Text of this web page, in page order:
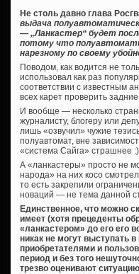
Не столь давно глава
выдача
— „Ланкастер“ будет
потому что
нарезному по своему
Поводом, как водится не
использовал как раз
соответствии с известным
всех карет проверить
И вообще — несколько
журналисту, блогеру или
лишь «озвучил» чужие
полуавтомат, вне
«система Сайга» страшнее
А «ланкастеры» просто не
народа» на них косо
то есть закрепили
новаций — не тема данной
Единственное, что можно
имеет (хотя прецеденты
«ланкастером» до его его
никак не могут выступать
приобретателями и
период и без того
трезво оценивают